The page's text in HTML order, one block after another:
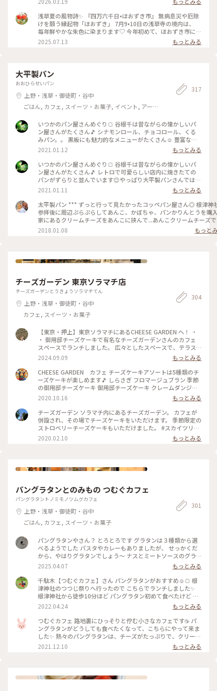
の中にも 下町の風情が感じられ、ほっこり♡ 素敵な夏の一日
になりました。 #風景 #浅草寺 #古刹 #雷門 #仲見世 #五重塔 #
浅草 #上野 #東京 #ひみつの絶景
たいです☺️ #ことりっぷ東京 #参拝 #お寺 #おみくじ
浅草夏の風物詩✨ 『四万六千日•ほおずき市』 無病息災や厄除
けを願う縁起物「ほおずき」 7月9•10日の浅草寺の境内は、
毎年鮮やかな朱色に染まります♡ 今年初めて、ほおずき市に行
ってきました。 混雑を覚悟してましたが、暑さのせいか 仲見
世からもわりと空いていて（ほぼ海外の方） のんびりと楽し
ですが、電車で帰る事を考え 籠入り（5個）を一つ連れて帰り
ました♡ お店の方も水やりが欠かせないようです。 そして、
初めましてのほおずきの花🌼 白く小さな妖精のようなお花で
した✨（5枚目） #ほおずき市 #浅草寺 #浅草 #四万六千日 #ほ
おずき #鬼灯 #アートな景色
2025.07.13 もっとみる
大平製パン
おおひらせいパン
上野・浅草・御徒町・谷中
ごはん, カフェ, スイーツ・お菓子, イベント, アー
317
いつかのパン屋さんめぐり🍞 谷根千は昔ながらの懐かしいパ
ン屋さんがたくさん🎵 シナモンロール、チョコロール、くる
みパン。。 黒板にも魅力的なメニューがたくさん☺️ 豊富な種
類で迷っちゃいます♡ またのんきにパン屋さんめぐりしたい
なぁっ♪ #大平製パン #惣菜パン #コッペパン #昔ながら #懐か
しい #豊富な種類 #たくさん #谷根千 #谷中 #根津 #千駄木 #千
駄木のパン屋 #お散歩 #根津さんぽ #パン屋さん #パン屋さん
めぐり
2021.01.12
もっとみる
いつかのパン屋さんめぐり🍞 谷根千は昔ながらの懐かしいパ
ン屋さんがたくさん🎵 レトロで可愛らしい店内に焼きたての
パンがずらりと並んでいます😊やっぱり大平製パンさんでは惣
菜コッペパンははずせないかな😋♡ みなさんはお好きなコッ
ペパンありますか？ てくてくお散歩しながらパンを買う😊 こ
んな世の中になった今、のんきで平和だったなぁと思い返して
います😊 #大平製パン #コッペパン #昔ながら #懐かしい #レ
トロ #可愛い #惣菜パン #パン #谷中 #根津 #千駄木 #谷根千 #
2021.01.11
もっとみる
太平製パン *** ずっと行って見たかったコッペパン屋さん◎ 根津神社
参拝後に周辺ぷらぷらしてあんこ、かぼちゃ、パンかりんとうを購
家にあるクリームチーズをあんこに挟んで...あんこクリームチーズ
きます🙌🏻💓 #ことりっぷ#パン#コッペパン#パンのある生活#あんこ#
粒あん#クリームチーズ#コーヒー
2018.01.08 もっと
チーズガーデン 東京ソラマチ店
チーズガーデンとうきょうソラマチてん
上野・浅草・御徒町・谷中
カフェ, スイーツ・お菓子
304
【東京・押上】東京ソラマチにあるCHEESE GARDEN へ！ ・
・ 御用邸チーズケーキで有名なチーズガーデンさんのカフェ
スペースでランチしました。 広々としたスペースで、テラス
席もありました。 ・ 『チーズスパイスチキンカレー(グリル野
菜)』と秋限定かのかな？『ハッシュドビーフ』を注文しまし
た。 ・ スープカレーのようなサラッとしたルーで、大きめの
野菜もたくさん乗っていて、とっても美味しかったです。 思っ
たよりチーズは控えめでした。 ・ ・ #スカイツリータウン #ス
カイツリー #スカイツリーカフェ #スカイツリーグルメ #ソラ
マチ #チーズガーデン #スカイツリーランチ
2024.09.09
もっとみる
CHEESE GARDEN カフェ チーズケーキアソートは5種類のチ
ーズケーキが楽しめます🎵 しらさぎ フロマージュブラン 季節
の御用邸チーズケーキ 御用邸チーズケーキ クレームダンジュ
さすがに甘いので、苦いコーヒーと一緒に。
2020.10.16
もっとみる
チーズガーデン ソラマチ内にあるチーズガーデン。 カフェが
併設され、その場でチーズケーキをいただけます。 季節限定の
ストロベリーチーズケーキもいただけました。 #スカイツリー
#チーズケーキ
2020.02.10 もっとみる
パングラタンとのみもの つむぐカフェ
パングラタントノミモノツムグカフェ
上野・浅草・御徒町・谷中
ごはん, カフェ, スイーツ・お菓子
301
パングラタンやさん？ とろとろです グラタンは３種類から選
べるようでした パスタやカレーもありましたが、 せっかくだ
から、やはりグラタンでしょう〜 ナスとミートソースのグラ
タン 中にパンとナスがごろごろ カリカリのパンもあれば、 ソ
ースがしみしみのパンもあって 飽きません 副菜の カボチャの
ミルク煮、 切り干し大根のナポリタンも 一つ一つあじの違い
がありました 満足です ご家族連れが気軽に寄れる場所みたい
で おもちゃもいろいろ。
2025.04.07
もっとみる
千駄木【つむぐカフェ】さん パングラタンがおすすめ☺️🍞 根
津神社のつつじ祭りへ行ったので こちらでランチしました✨
根津神社から徒歩10分ほど パングラタン初めて食べたけど カ
リカリのハフハフで美味しかったです😋🍴💗 そして前菜がと
っても好みでした💕 オシャレで可愛いアットホームな落ち着
く店内も大好きなので近くへ行ったらリピしたいな(*´︶`*)❤︎
#カフェランチ #パングラタン #つむぐカフェ #谷中 #根津 #千
駄木 #谷根千 #谷根千カフェ #カフェ巡り #38_カフェ巡り
2022.04.24
もっとみる
つむぐカフェ 路地裏にひっそりと佇む小さなカフェです☕ パ
ングラタンがどうしても食べたくなって、こちらにやって来ま
した✨ 熱々のパングラタンは、チーズがたっぷりで、クリーミ
ー❗ 前菜も美味しかったです🎵 #私のことりっぷ #つむぐカフ
ェ #パングラタン #ランチ
2021.12.10 もっとみる